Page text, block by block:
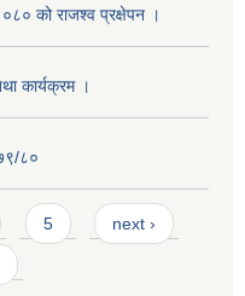
को राजश्व प्रक्षेपन ।
कार्यक्रम ।
८०
5 next ›